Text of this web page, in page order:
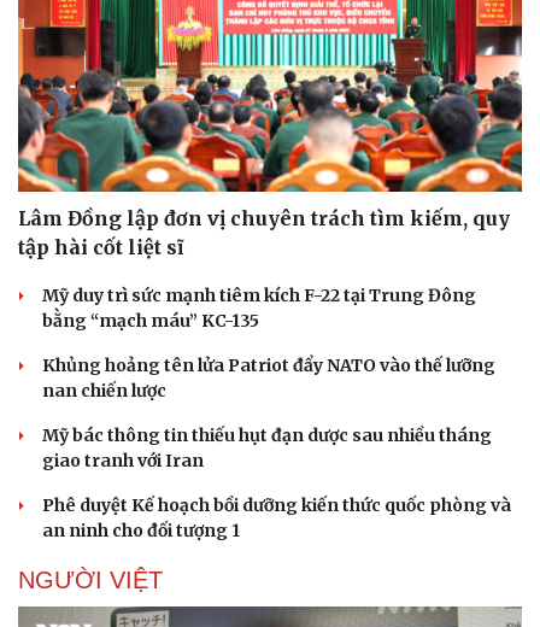
Lâm Đồng lập đơn vị chuyên trách tìm kiếm, quy
tập hài cốt liệt sĩ
Mỹ duy trì sức mạnh tiêm kích F-22 tại Trung Đông
bằng “mạch máu” KC-135
Khủng hoảng tên lửa Patriot đẩy NATO vào thế lưỡng
nan chiến lược
Mỹ bác thông tin thiếu hụt đạn dược sau nhiều tháng
giao tranh với Iran
Phê duyệt Kế hoạch bồi dưỡng kiến thức quốc phòng và
an ninh cho đối tượng 1
NGƯỜI VIỆT